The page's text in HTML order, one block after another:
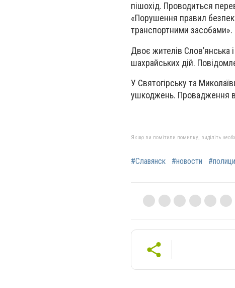
пішохід. Проводиться
«Порушення правил
транспортними засобами».
Двоє жителів Слов’янська
шахрайських дій.
У Святогірську та
ушкоджень. Провадження
Якщо ви помітили помилку, виділіть
#Славянск #новости